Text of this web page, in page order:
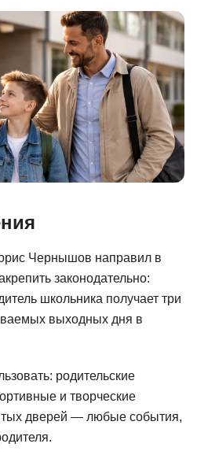
Чернышов направил в
законодательно:
школьника получает три
выходных дня в
родительские
и творческие
дверей — любые события,